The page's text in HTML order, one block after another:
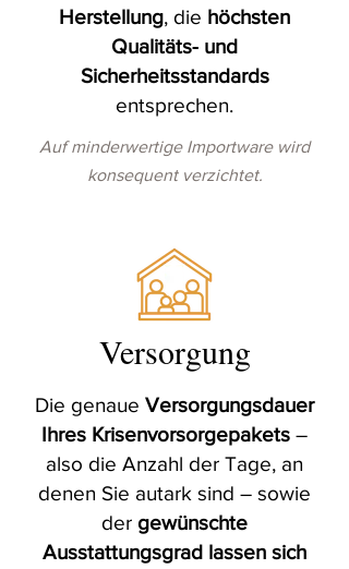
Herstellung, die höchsten
Qualitäts- und
Sicherheitsstandards
entsprechen.
Auf minderwertige Importware wird
konsequent verzichtet.
Versorgung
Die genaue Versorgungsdauer
Ihres Krisenvorsorgepakets –
also die Anzahl der Tage, an
denen Sie autark sind – sowie
der gewünschte
Ausstattungsgrad lassen sich